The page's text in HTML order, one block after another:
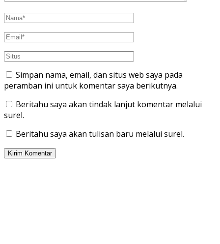
Simpan nama, email, dan situs web saya pada
peramban ini untuk komentar saya berikutnya.
Beritahu saya akan tindak lanjut komentar melalui
surel.
Beritahu saya akan tulisan baru melalui surel.